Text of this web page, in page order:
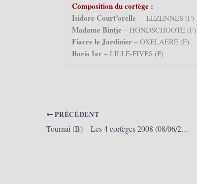
Composition du cortège :
Isidore Court’orelle – LEZENNES (F)
Madame Bintje – HONDSCHOOTE (F)
Fiacre le Jardinier– OXELAERE (F)
Boris 1er– LILLE-FIVES (F)
PRÉCÉDENT
Tournai (B) – Les 4 cortèges 2008 (08/06/2008)